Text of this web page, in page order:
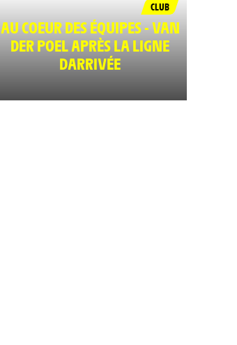
CLUB
AU COEUR DES ÉQUIPES - VAN
DER POEL APRÈS LA LIGNE
DARRIVÉE